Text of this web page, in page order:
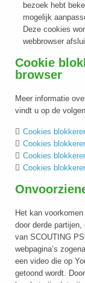
bezoek hebt
mogelijk
Deze cookies
webbrowser
Cookie
browser
Meer informatie
vindt u op de
Cookies
Cookies
Cookies
Cookies
Het kan
door derde
van SCOUTING
webpagina’s
een video die op
getoond wordt.